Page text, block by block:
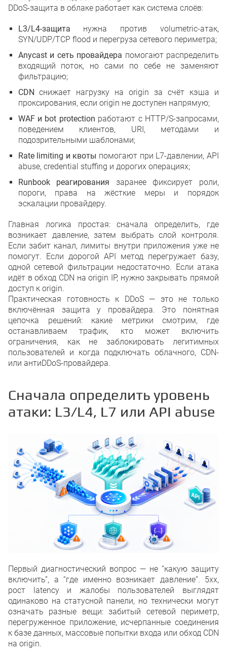
DDoS-защита в облаке работает как система слоёв:
L3/L4-защита нужна против volumetric-атак,
SYN/UDP/TCP flood и перегруза сетевого периметра;
Anycast и сеть провайдера помогают распределить
входящий поток, но сами по себе не заменяют
фильтрацию;
CDN снижает нагрузку на origin за счёт кэша и
проксирования, если origin не доступен напрямую;
WAF и bot protection работают с HTTP/S-запросами,
поведением клиентов, URI, методами и
подозрительными шаблонами;
Rate limiting и квоты помогают при L7-давлении, API
abuse, credential stuffing и дорогих операциях;
Runbook реагирования заранее фиксирует роли,
пороги, права на жёсткие меры и порядок
эскалации провайдеру.
Главная логика простая: сначала определить, где
возникает давление, затем выбрать слой контроля.
Если забит канал, лимиты внутри приложения уже не
помогут. Если дорогой API метод перегружает базу,
одной сетевой фильтрации недостаточно. Если атака
идёт в обход CDN на origin IP, нужно закрывать прямой
доступ к origin.
Практическая готовность к DDoS — это не только
включённая защита у провайдера. Это понятная
цепочка решений: какие метрики смотрим, где
останавливаем трафик, кто может включить
ограничения, как не заблокировать легитимных
пользователей и когда подключать облачного, CDN-
или антиDDoS-провайдера.
Сначала определить уровень
атаки: L3/L4, L7 или API abuse
Первый диагностический вопрос — не “какую защиту
включить”, а “где именно возникает давление”. 5xx,
рост latency и жалобы пользователей выглядят
одинаково на статусной панели, но технически могут
означать разные вещи: забитый сетевой периметр,
перегруженное приложение, исчерпанные соединения
к базе данных, массовые попытки входа или обход CDN
на origin.
Когда стоит эскалировать